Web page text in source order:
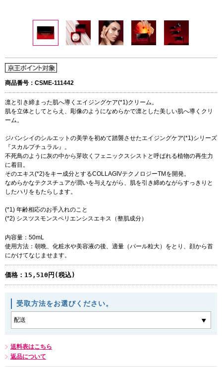
商品番号：CSME-111442
凛と引き締まった肌へ導くエイジングケア(*1)クリーム。
肌を立体としてとらえ、彫像のようになめらかで凛とした美しい肌へ導くクリ
ーム。
ジバンシイのシルエットの美学を初めて踏襲させたエイジングケア(*1)シリーズ
『スカルプチュラル』。
不死鳥のように灰の中から芽吹くフェニックスシストと呼ばれる植物の再生力
に着目。
そのエキス(*2)をキー成分とするCOLLAGIVテクノロジーTMを開発。
なめらかなテクスチュアが潤いを与えながら、肌を引き締めながらすっきりと
したハリをもたらします。
(*1) 年齢相応のお手入れのこと
(*2) シスツスモンスペリエンシスエキス（整肌成分）
内容量：50mL
使用方法：朝晩、化粧水や美容液の後、適量（パール粒大）をとり、顔から首
にかけてなじませます。
価格： 15,510円(税込)
受取方法をお選びください。
送料表はこちら
返品について